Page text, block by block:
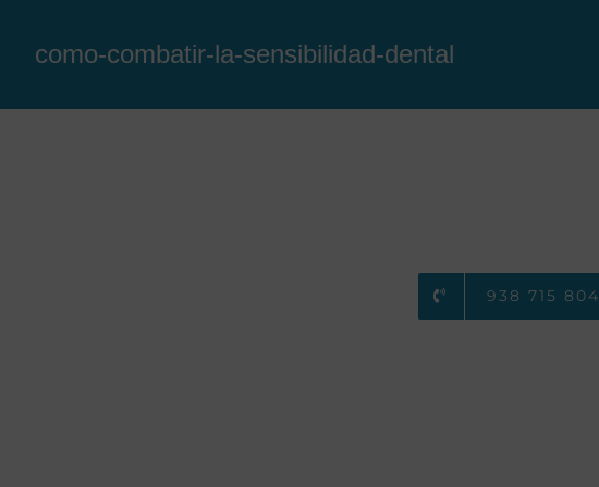
938 715 804
como-combatir-la-sensibilidad-dental